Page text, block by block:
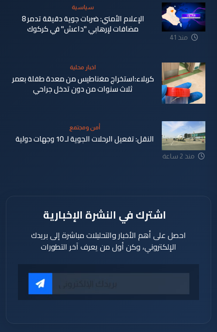
منذ 41
سياسية
الإعلام الأمني: ضربات جوية دقيقة تدمر 8
مضافات لإرهابي "داعش" في كركوك
منذ 47
دقيقة
اخبار محلية
كربلاء:استخراج مغناطيس من معدة طفلة بعمر
ثلاث سنوات من دون تدخل جراحي
منذ 2 ساعة
أمن ومجتمع
النقل: تفعيل الرحلات الجوية لـ 10 وجهات دولية
اشترك في النشرة الإخبارية
احصل على أهم الأخبار والتحليلات مباشرة إلى بريدك
الإلكتروني، وكن أول من يعرف آخر التطورات